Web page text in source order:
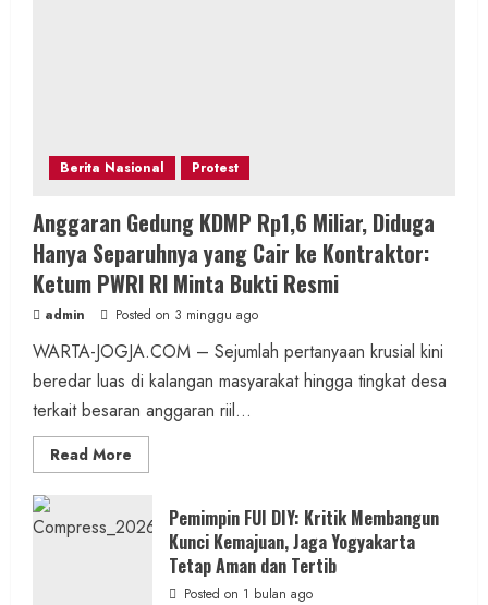
Berita Nasional Protest
Anggaran Gedung KDMP Rp1,6 Miliar, Diduga
Hanya Separuhnya yang Cair ke Kontraktor:
Ketum PWRI RI Minta Bukti Resmi
admin Posted on 3 minggu ago
WARTA-JOGJA.COM – Sejumlah pertanyaan krusial kini
beredar luas di kalangan masyarakat hingga tingkat desa
terkait besaran anggaran riil...
Read More
more
Gedung
KDMP
Rp1,6
Miliar,
Diduga
Hanya
Pemimpin FUI DIY: Kritik Membangun
Kunci Kemajuan, Jaga Yogyakarta
Tetap Aman dan Tertib
Posted on 1 bulan ago